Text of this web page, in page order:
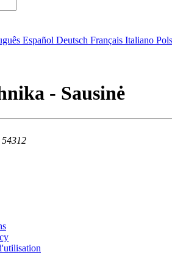
Español Deutsch Français Italiano
- Sausinė
54312